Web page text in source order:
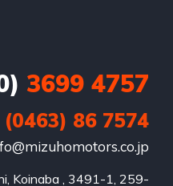
3699 4757
86 7574
Koinaba , 3491-1, 259-